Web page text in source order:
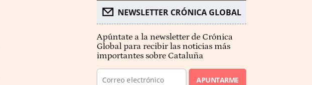
NEWSLETTER CRÓNICA GLOBAL
Apúntate a la newsletter de Crónica
Global para recibir las noticias más
importantes sobre Cataluña
APUNTARME